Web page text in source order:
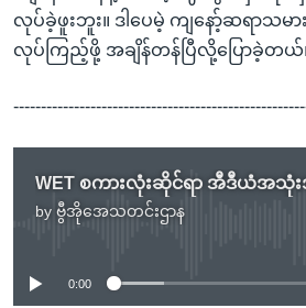
လုပ်ခဲ့ဖူးဘူး။ ဒါပေမဲ့ ကျနော့်ဆရာသမာ
လုပ်ကြည့်ဖို့ အချိန်တန်ပြီလို့ပြောခဲ့တယ်၊
WET စကားလုံးဆိုင်ရာ အီဒီယံအသုံးအ
by ဗွီအိုအေသတင်းဌာန
No media source
0:00